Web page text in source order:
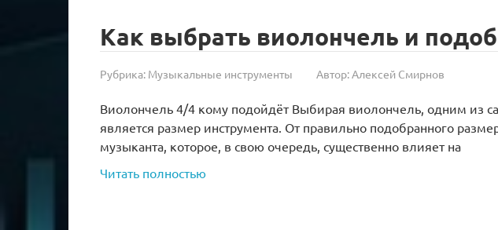
Как выбрать виолончель и
Рубрика: Музыкальные инструменты Автор:Алексей Смирнов
Виолончель 4/4 кому подойдёт Выбирая виолончель, одним из
является размер инструмента. От правильно подобранного
музыканта, которое, в свою очередь, существенно влияет на
Читать полностью